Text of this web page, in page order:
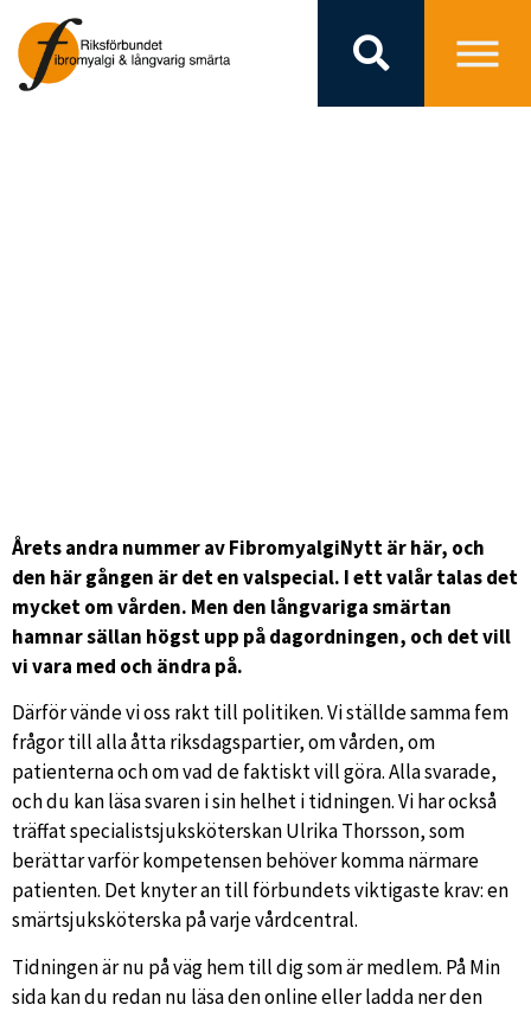
Årets andra nummer av FibromyalgiNytt är här, och
den här gången är det en valspecial. I ett valår talas det
mycket om vården. Men den långvariga smärtan
hamnar sällan högst upp på dagordningen, och det vill
vi vara med och ändra på.
Därför vände vi oss rakt till politiken. Vi ställde samma fem
frågor till alla åtta riksdagspartier, om vården, om
patienterna och om vad de faktiskt vill göra. Alla svarade,
och du kan läsa svaren i sin helhet i tidningen. Vi har också
träffat specialistsjuksköterskan Ulrika Thorsson, som
berättar varför kompetensen behöver komma närmare
patienten. Det knyter an till förbundets viktigaste krav: en
smärtsjuksköterska på varje vårdcentral.
Tidningen är nu på väg hem till dig som är medlem. På Min
sida kan du redan nu läsa den online eller ladda ner den